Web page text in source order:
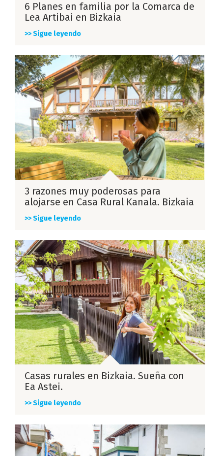
6 Planes en familia por la Comarca de
Lea Artibai en Bizkaia
>> Sigue leyendo
3 razones muy poderosas para
alojarse en Casa Rural Kanala. Bizkaia
>> Sigue leyendo
Casas rurales en Bizkaia. Sueña con
Ea Astei.
>> Sigue leyendo